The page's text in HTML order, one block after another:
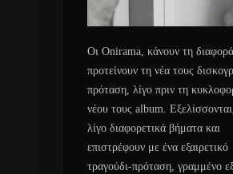
Οι Onirama, κάνουν τη
προτείνουν τη νέα τους
πρόταση, λίγο πριν τη
νέου τους album.
λίγο διαφορετικά βήματα και
επιστρέφουν με ένα εξαιρετικό
τραγούδι-πρόταση, γραμμένο